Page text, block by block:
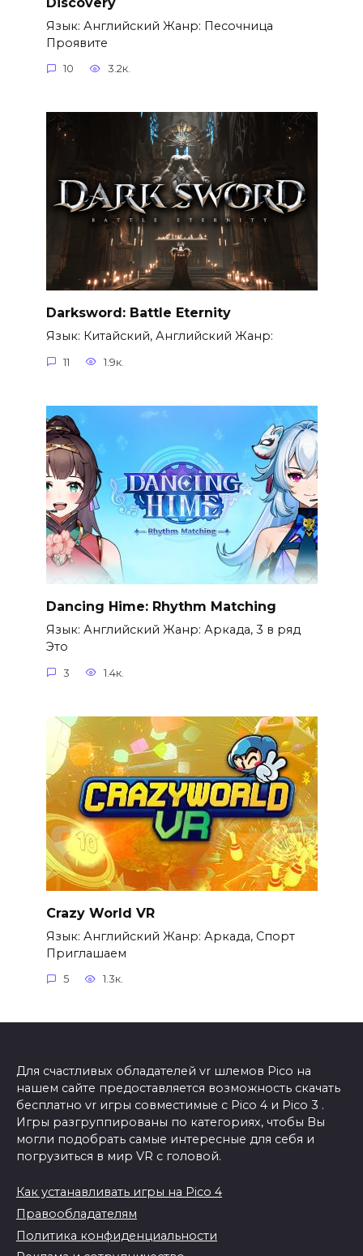
Язык: Английский Жанр: Песочница
Проявите
10 3.2к.
Darksword: Battle Eternity
Язык: Китайский, Английский Жанр:
11 1.9к.
Dancing Hime: Rhythm Matching
Язык: Английский Жанр: Аркада, 3 в ряд
Это
3 1.4к.
Crazy World VR
Язык: Английский Жанр: Аркада, Спорт
Приглашаем
5 1.3к.
Для счастливых обладателей vr шлемов Pico на
нашем сайте предоставляется возможность скачать
бесплатно vr игры совместимые с Pico 4 и Pico 3 .
Игры разгруппированы по категориях, чтобы Вы
могли подобрать самые интересные для себя и
погрузиться в мир VR с головой.
Как устанавливать игры на Pico 4
Правообладателям
Политика конфиденциальности